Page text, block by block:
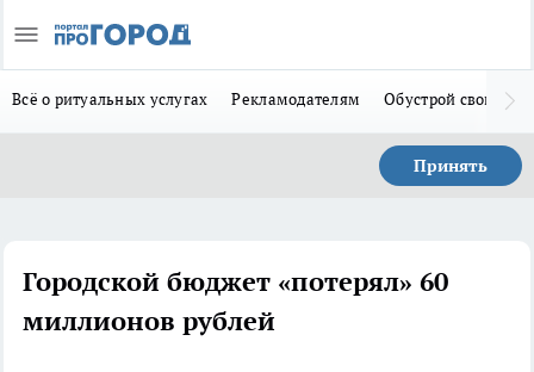
Всё о ритуальных услугах Рекламодателям Обустрой свой дом
Принять
Городской бюджет «потерял» 60
миллионов рублей